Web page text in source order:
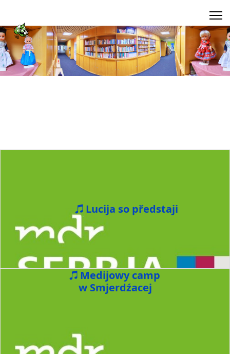
Lucija so předstaji
Medijowy camp
w Smjerdźacej